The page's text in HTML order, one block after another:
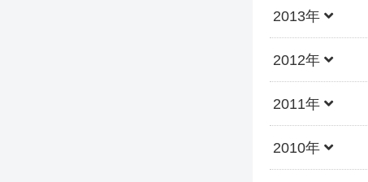
2013年
2012年
2011年
2010年